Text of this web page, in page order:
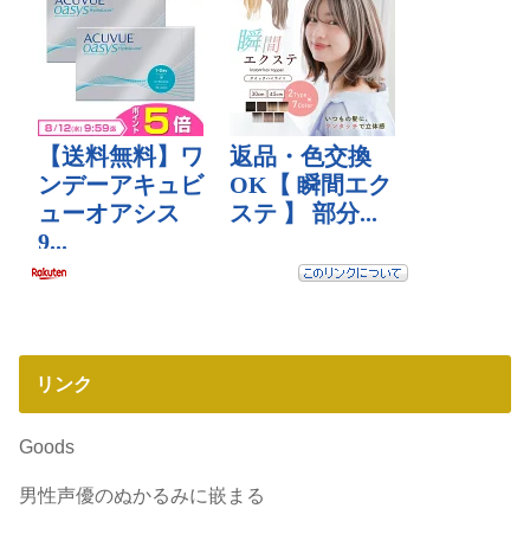
リンク
Goods
男性声優のぬかるみに嵌まる